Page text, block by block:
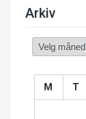
Arkiv
Arkiv
M T